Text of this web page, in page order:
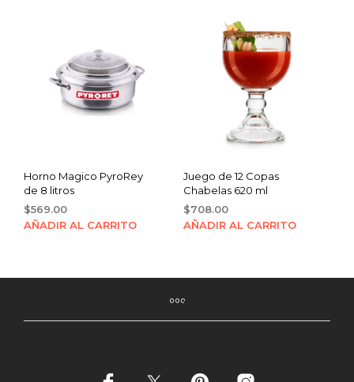
Horno Magico PyroRey
de 8 litros
$569.00
AÑADIR AL CARRITO
Juego de 12 Copas
Chabelas 620 ml
$708.00
AÑADIR AL CARRITO